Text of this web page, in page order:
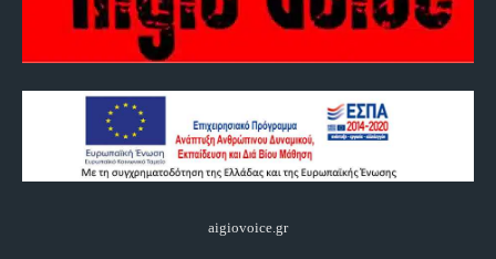
aigiovoice.gr